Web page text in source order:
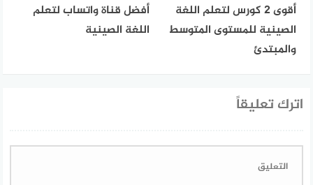
أقوى 2 كورس لتعلم اللغة
الصينية للمستوى المتوسط
والمبتدئ
أفضل قناة واتساب لتعلم
اللغة الصينية
اترك تعليقاً